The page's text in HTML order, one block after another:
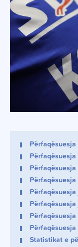
Përfaqësuesja
Përfaqësuesja
Përfaqësuesja
Përfaqësuesja
Përfaqësuesja
Përfaqësuesja
Përfaqësuesja
Statistikat e